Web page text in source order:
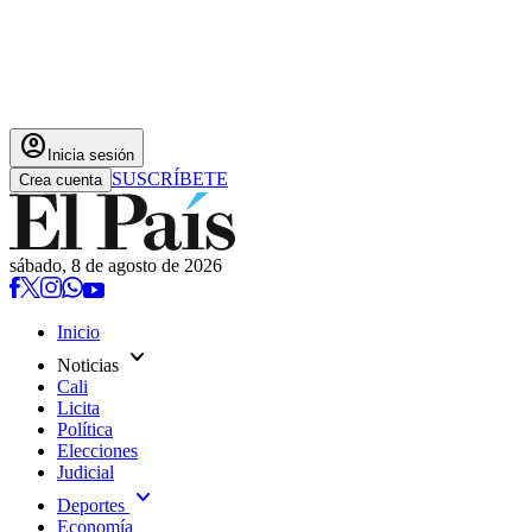
account_circle Inicia sesión
Crea cuenta SUSCRÍBETE
sábado, 8 de agosto de 2026
Inicio
Noticias expand_more
Cali
Licita
Política
Elecciones
Judicial
Deportes expand_more
Economía